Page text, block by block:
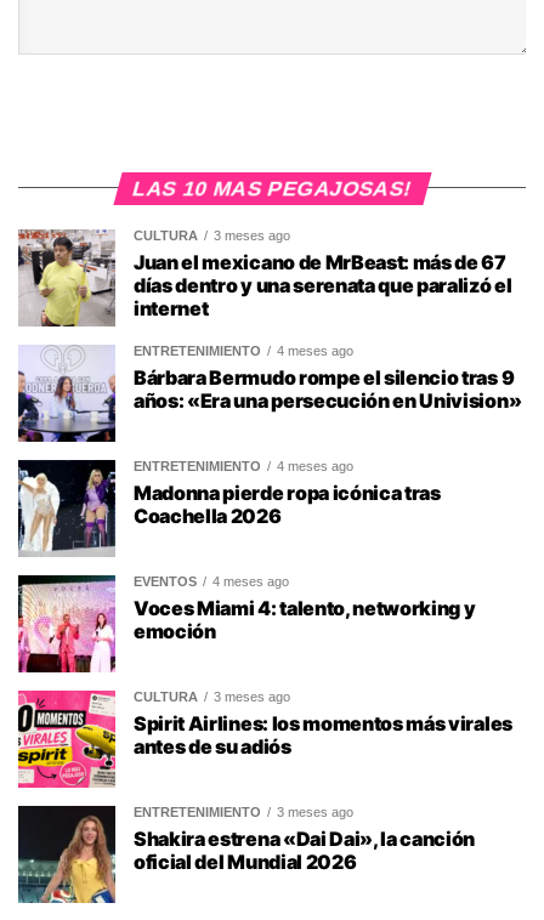
LAS 10 MAS PEGAJOSAS!
CULTURA 3 meses ago
Juan el mexicano de MrBeast: más de 67
días dentro y una serenata que paralizó el
internet
ENTRETENIMIENTO 4 meses ago
Bárbara Bermudo rompe el silencio tras 9
años: «Era una persecución en Univision»
ENTRETENIMIENTO 4 meses ago
Madonna pierde ropa icónica tras
Coachella 2026
EVENTOS 4 meses ago
Voces Miami 4: talento, networking y
emoción
CULTURA 3 meses ago
Spirit Airlines: los momentos más virales
antes de su adiós
ENTRETENIMIENTO 3 meses ago
Shakira estrena «Dai Dai», la canción
oficial del Mundial 2026